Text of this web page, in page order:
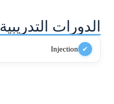
الدورات التدريبية
✔
Injection